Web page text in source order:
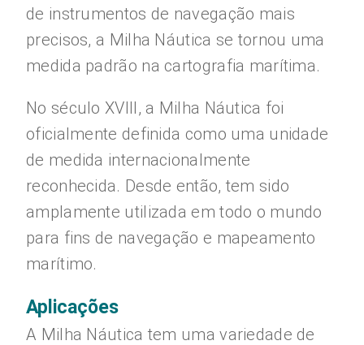
de instrumentos de navegação mais
precisos, a Milha Náutica se tornou uma
medida padrão na cartografia marítima.
No século XVIII, a Milha Náutica foi
oficialmente definida como uma unidade
de medida internacionalmente
reconhecida. Desde então, tem sido
amplamente utilizada em todo o mundo
para fins de navegação e mapeamento
marítimo.
Aplicações
A Milha Náutica tem uma variedade de